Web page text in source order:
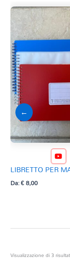
←
LIBRETTO PER
Da:€8,00
Visualizzazione di 3